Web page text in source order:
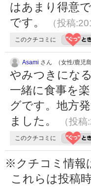
はあまり得意
です。
（投稿
このクチコミに
Asami さん （女性/鹿児
やみつきにな
一緒に食事を
グです。地方
ました。
（投
このクチコミに
※クチコミ情報
これらは投稿